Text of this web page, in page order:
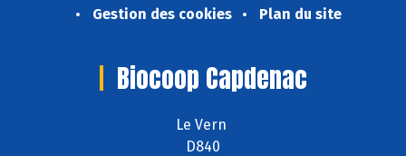
Gestion des cookies
Plan du site
Biocoop Capdenac
Le Vern
D840